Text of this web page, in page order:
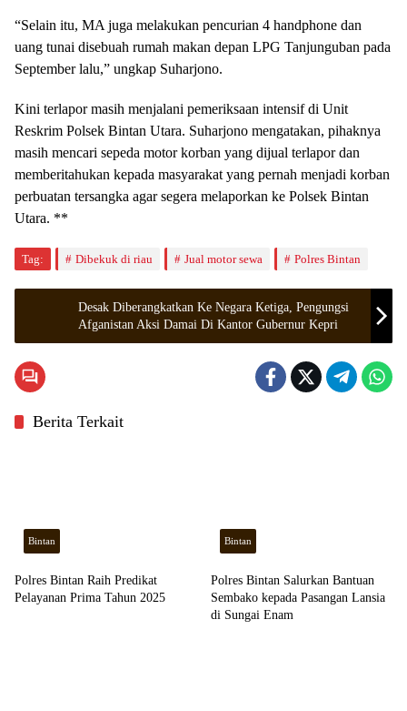
“Selain itu, MA juga melakukan pencurian 4 handphone dan
uang tunai disebuah rumah makan depan LPG Tanjunguban pada
September lalu,” ungkap Suharjono.
Kini terlapor masih menjalani pemeriksaan intensif di Unit
Reskrim Polsek Bintan Utara. Suharjono mengatakan, pihaknya
masih mencari sepeda motor korban yang dijual terlapor dan
memberitahukan kepada masyarakat yang pernah menjadi korban
perbuatan tersangka agar segera melaporkan ke Polsek Bintan
Utara. **
Tag: Dibekuk di riau Jual motor sewa Polres Bintan
Desak Diberangkatkan Ke Negara Ketiga, Pengungsi
Afganistan Aksi Damai Di Kantor Gubernur Kepri
Berita Terkait
Bintan
Polres Bintan Raih Predikat
Pelayanan Prima Tahun 2025
Bintan
Polres Bintan Salurkan Bantuan
Sembako kepada Pasangan Lansia
di Sungai Enam